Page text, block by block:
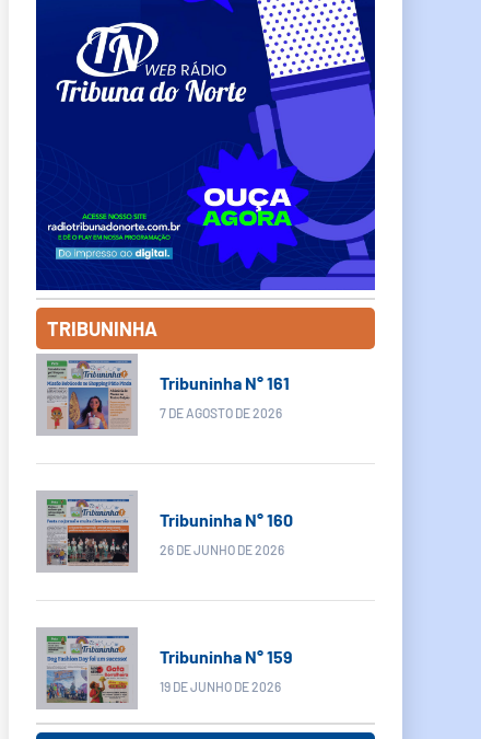
TRIBUNINHA
Tribuninha N° 161
7 DE AGOSTO DE 2026
Tribuninha N° 160
26 DE JUNHO DE 2026
Tribuninha N° 159
19 DE JUNHO DE 2026